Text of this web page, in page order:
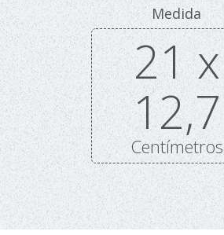
Medida
21 x
12,7
Centímetros